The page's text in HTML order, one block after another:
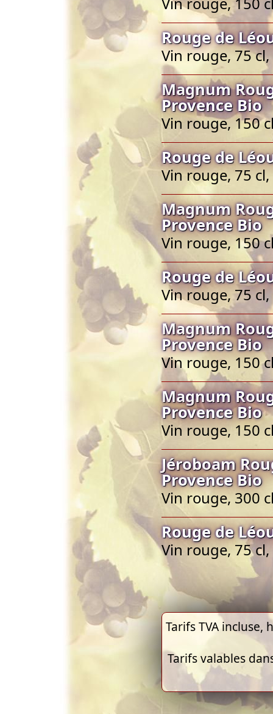
Rouge de
Vin rouge, 75 cl,
Magnum
Provence Bio
Vin rouge, 150
Rouge de
Vin rouge, 75 cl,
Magnum
Provence Bio
Vin rouge, 150
Rouge de
Vin rouge, 75 cl,
Magnum
Provence Bio
Vin rouge, 150
Magnum
Provence Bio
Vin rouge, 150
Jéroboam
Provence Bio
Vin rouge, 300
Rouge de
Vin rouge, 75 cl,
Tarifs TVA
Tarifs valables